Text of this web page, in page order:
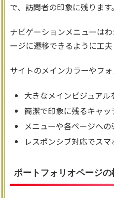
で、訪問者の印象に残ります。
ナビゲーションメニューは
ージに遷移できるように工夫
サイトのメインカラーやフォ
大きなメインビジュアル
簡潔で印象に残るキャ
メニューや各ページへ
レスポンシブ対応でス
ポートフォリオページの